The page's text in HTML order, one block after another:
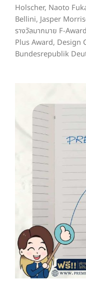
Holscher, Naoto
Bellini, Jasper
รางวัลมากมาย F-
Plus Award, Design
Bundesrepublik